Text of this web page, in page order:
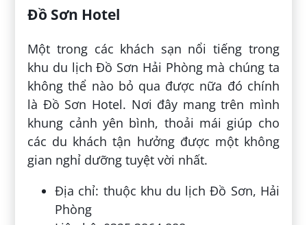
Đồ Sơn Hotel
Một trong các khách sạn nổi tiếng trong
khu du lịch Đồ Sơn Hải Phòng mà chúng ta
không thể nào bỏ qua được nữa đó chính
là Đồ Sơn Hotel. Nơi đây mang trên mình
khung cảnh yên bình, thoải mái giúp cho
các du khách tận hưởng được một không
gian nghỉ dưỡng tuyệt vời nhất.
Địa chỉ: thuộc khu du lịch Đồ Sơn, Hải
Phòng